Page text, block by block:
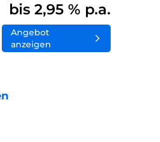
bis 2,95 % p.a.
Angebot
anzeigen